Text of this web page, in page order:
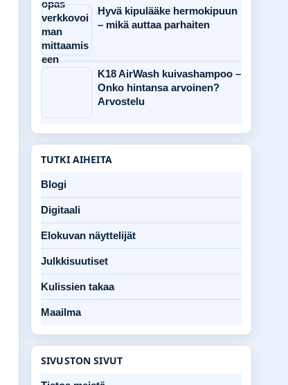
Hyvä kipulääke hermokipuun
– mikä auttaa parhaiten
K18 AirWash kuivashampoo –
Onko hintansa arvoinen?
Arvostelu
TUTKI AIHEITA
Blogi
Digitaali
Elokuvan näyttelijät
Julkkisuutiset
Kulissien takaa
Maailma
SIVUSTON SIVUT